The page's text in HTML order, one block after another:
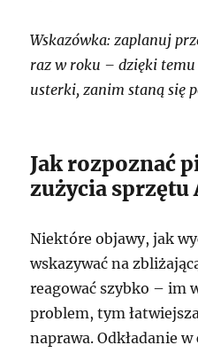
Wskazówka: zaplanuj
raz w roku – dzięki
usterki, zanim staną się
Jak rozpoznać
zużycia sprzętu
Niektóre objawy, jak
wskazywać na
reagować szybko – im
problem, tym
naprawa. Odkładanie